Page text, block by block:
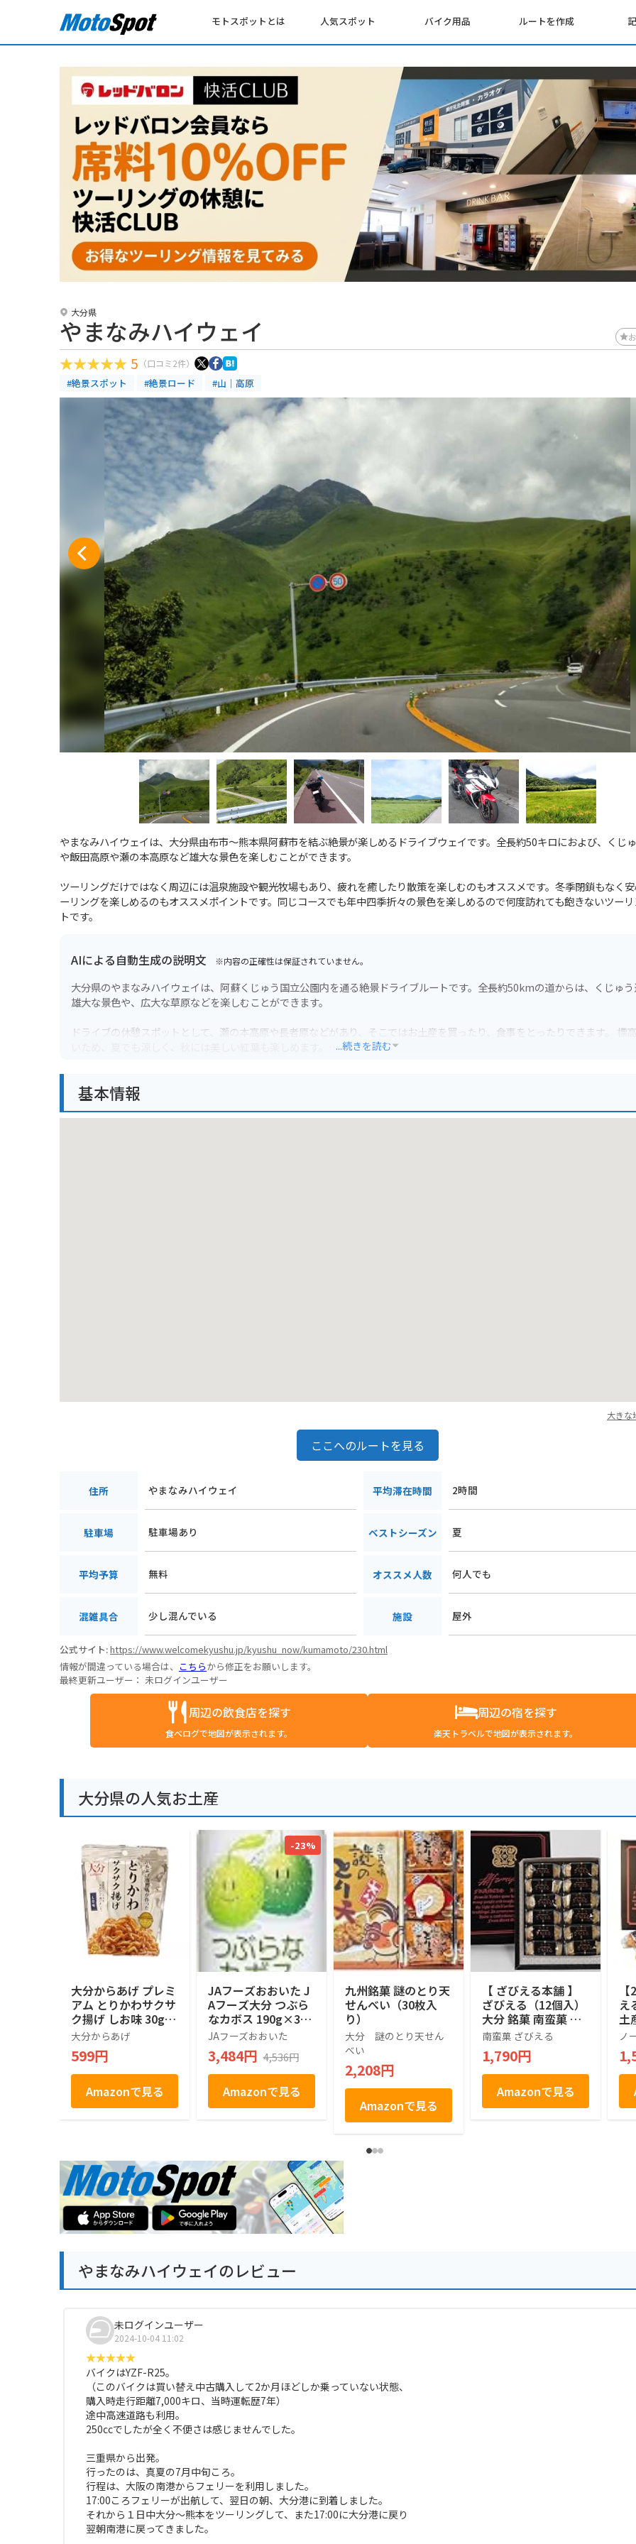
モトスポットとは 人気スポット バイク用品 ルートを作成
大分県
やまなみハイウェイ
5 （口コミ2件）
#絶景スポット #絶景ロード #山｜高原
やまなみハイウェイは、大分県由布市～熊本県阿蘇市を結ぶ絶景が楽しめるドライブウェイです。全長約50キロにおよび、くじ
や飯田高原や瀬の本高原など雄大な景色を楽しむことができます。
ツーリングだけではなく周辺には温泉施設や観光牧場もあり、疲れを癒したり散策を楽しむのもオススメです。冬季閉鎖もなく
ーリングを楽しめるのもオススメポイントです。同じコースでも年中四季折々の景色を楽しめるので何度訪れても飽きないツー
トです。
AIによる自動生成の説明文 ※内容の正確性は保証されていません。
大分県のやまなみハイウェイは、阿蘇くじゅう国立公園内を通る絶景ドライブルートです。全長約50kmの道からは、くじゅ
雄大な景色や、広大な草原などを楽しむことができます。
ドライブの休憩スポットとして、瀬の本高原や長者原などがあり、そこではお土産を買ったり、食事をとったりできます。 標
忘れずに行いましょう。
...続きを読む
基本情報
大きな
ここへのルートを見る
住所 やまなみハイウェイ 平均滞在時間 2時間
駐車場 駐車場あり ベストシーズン 夏
平均予算 無料 オススメ人数 何人でも
混雑具合 少し混んでいる 施設 屋外
公式サイト:https://www.welcomekyushu.jp/kyushu_now/kumamoto/230.html
情報が間違っている場合は、 こちらから修正をお願いします。
最終更新ユーザー： 未ログインユーザー
周辺の飲食店を探す
食べログで地図が表示されます。
周辺の宿を探す
楽天トラベルで地図が表示されます。
大分県の人気お土産
大分からあげ プレミ
アム とりかわサクサ
ク揚げ しお味 30g
おつまみ おやつ ス
ナック からあげ専門
店
大分からあげ
599円
Amazonで見る
-23%
JAフーズおおいた J
Aフーズ大分 つぶら
なカボス 190g×30
本
JAフーズおおいた
3,484円 4,536円
Amazonで見る
九州銘菓 謎のとり天
せんべい（30枚入
り）
大分 謎のとり天せん
べい
2,208円
Amazonで見る
【 ざびえる本舗 】
ざびえる（12個入）
大分 銘菓 南蛮菓 和
洋折衷菓子
南蛮菓 ざびえる
1,790円
Amazonで見る
え
土
ノ
やまなみハイウェイのレビュー
未ログインユーザー
2024-10-04 11:02
バイクはYZF-R25。
（このバイクは買い替え中古購入して2か月ほどしか乗っていない状態、
購入時走行距離7,000キロ、当時運転歴7年）
途中高速道路も利用。
250ccでしたが全く不便さは感じませんでした。
三重県から出発。
行ったのは、真夏の7月中旬ころ。
行程は、大阪の南港からフェリーを利用しました。
17:00ころフェリーが出航して、翌日の朝、大分港に到着しました。
それから１日中大分～熊本をツーリングして、また17:00に大分港に戻り
翌朝南港に戻ってきました。